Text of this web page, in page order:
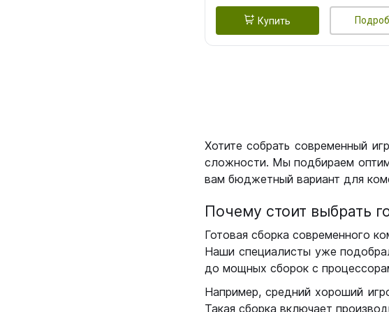
Купить
Хотите собрать современный
сложности. Мы подбираем
вам бюджетный вариант для
Почему стоит выбрать
Готовая сборка современного
Наши специалисты уже
до мощных сборок с
Например, средний хороший
Такая сборка включает